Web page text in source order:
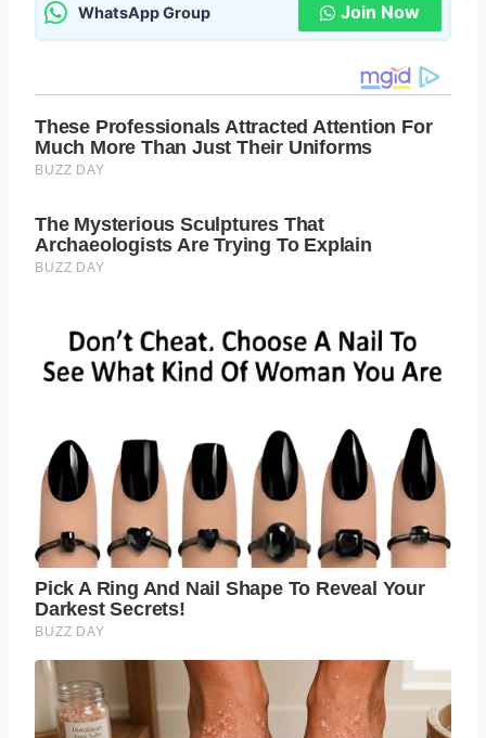
WhatsApp Group Join Now